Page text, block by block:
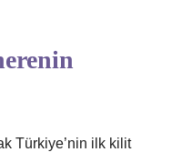
Türkiye’nin ilk kilit